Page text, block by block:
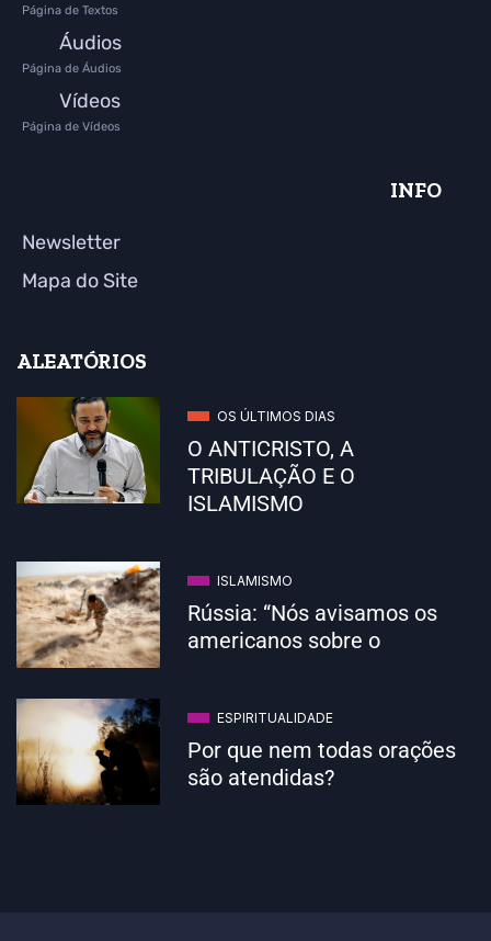
Página de Textos
Áudios
Página de Áudios
Vídeos
Página de Vídeos
INFO
Newsletter
Mapa do Site
ALEATÓRIOS
OS ÚLTIMOS DIAS
O ANTICRISTO, A
TRIBULAÇÃO E O
ISLAMISMO
ISLAMISMO
Rússia: “Nós avisamos os
americanos sobre o
ESPIRITUALIDADE
Por que nem todas orações
são atendidas?